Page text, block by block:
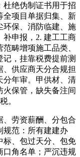
杜绝伪制证书用于招
全项目单据归集、新
环保、消防临建、施
申报，2. 建工工商
畴增项施工品类、
，挂靠税费提前测
供应商天分合规担
分年审。甲供材、清
保管，缺失备注间
。
劳资薪酬、分包合
规范：所有建建办
标、包过天分、包免
口角名单；严沉违规